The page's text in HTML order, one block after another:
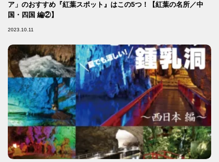
ア」のおすすめ『紅葉スポット』はこの5つ！【紅葉の名所／中
国・四国 編②】
2023.10.11